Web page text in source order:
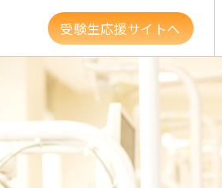
受験生応援サイトへ
スライフ 高大連携・地域連携
大学組織・データ